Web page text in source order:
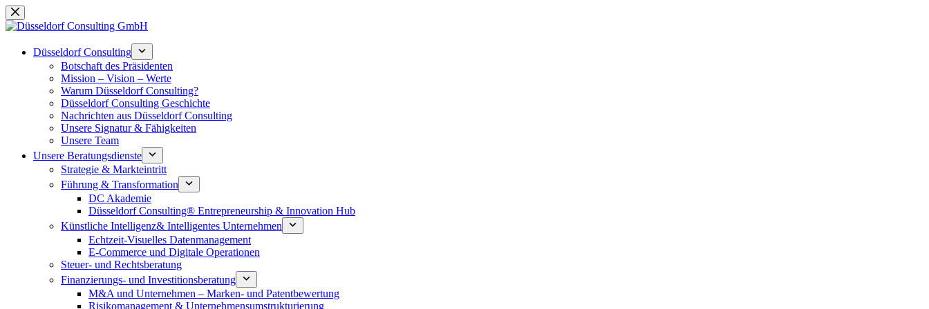
Zum
Inhalt
Düsseldorf Consulting
Botschaft des Präsidenten
Mission – Vision – Werte
Warum Düsseldorf Consulting?
Düsseldorf Consulting Geschichte
Nachrichten aus Düsseldorf Consulting
Unsere Signatur & Fähigkeiten
Unsere Team
Unsere Beratungsdienste
Strategie & Markteintritt
Führung & Transformation
DC Akademie
Düsseldorf Consulting® Entrepreneurship & Innovation Hub
Künstliche Intelligenz& Intelligentes Unternehmen
Echtzeit-Visuelles Datenmanagement
E-Commerce und Digitale Operationen
Steuer- und Rechtsberatung
Finanzierungs- und Investitionsberatung
M&A und Unternehmen – Marken- und Patentbewertung
Risikomanagement & Unternehmensumstrukturierung